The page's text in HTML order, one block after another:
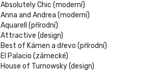
Absolutely Chic (moderní)
Anna and Andrea (moderní)
Aquarell (přírodní)
Attractive (design)
Best of Kámen a dřevo (přírodní)
El Palacio (zámecké)
House of Turnowsky (design)